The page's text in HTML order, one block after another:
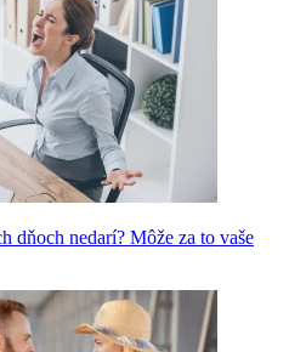
dňoch nedarí? Môže za to vaše